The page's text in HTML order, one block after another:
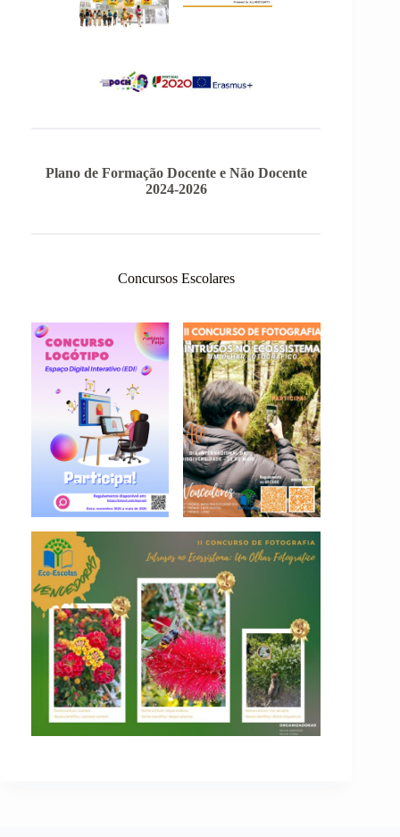
Plano de Formação Docente e Não Docente
2024-2026
Concursos Escolares